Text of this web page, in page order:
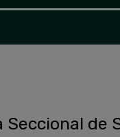
Seccional de